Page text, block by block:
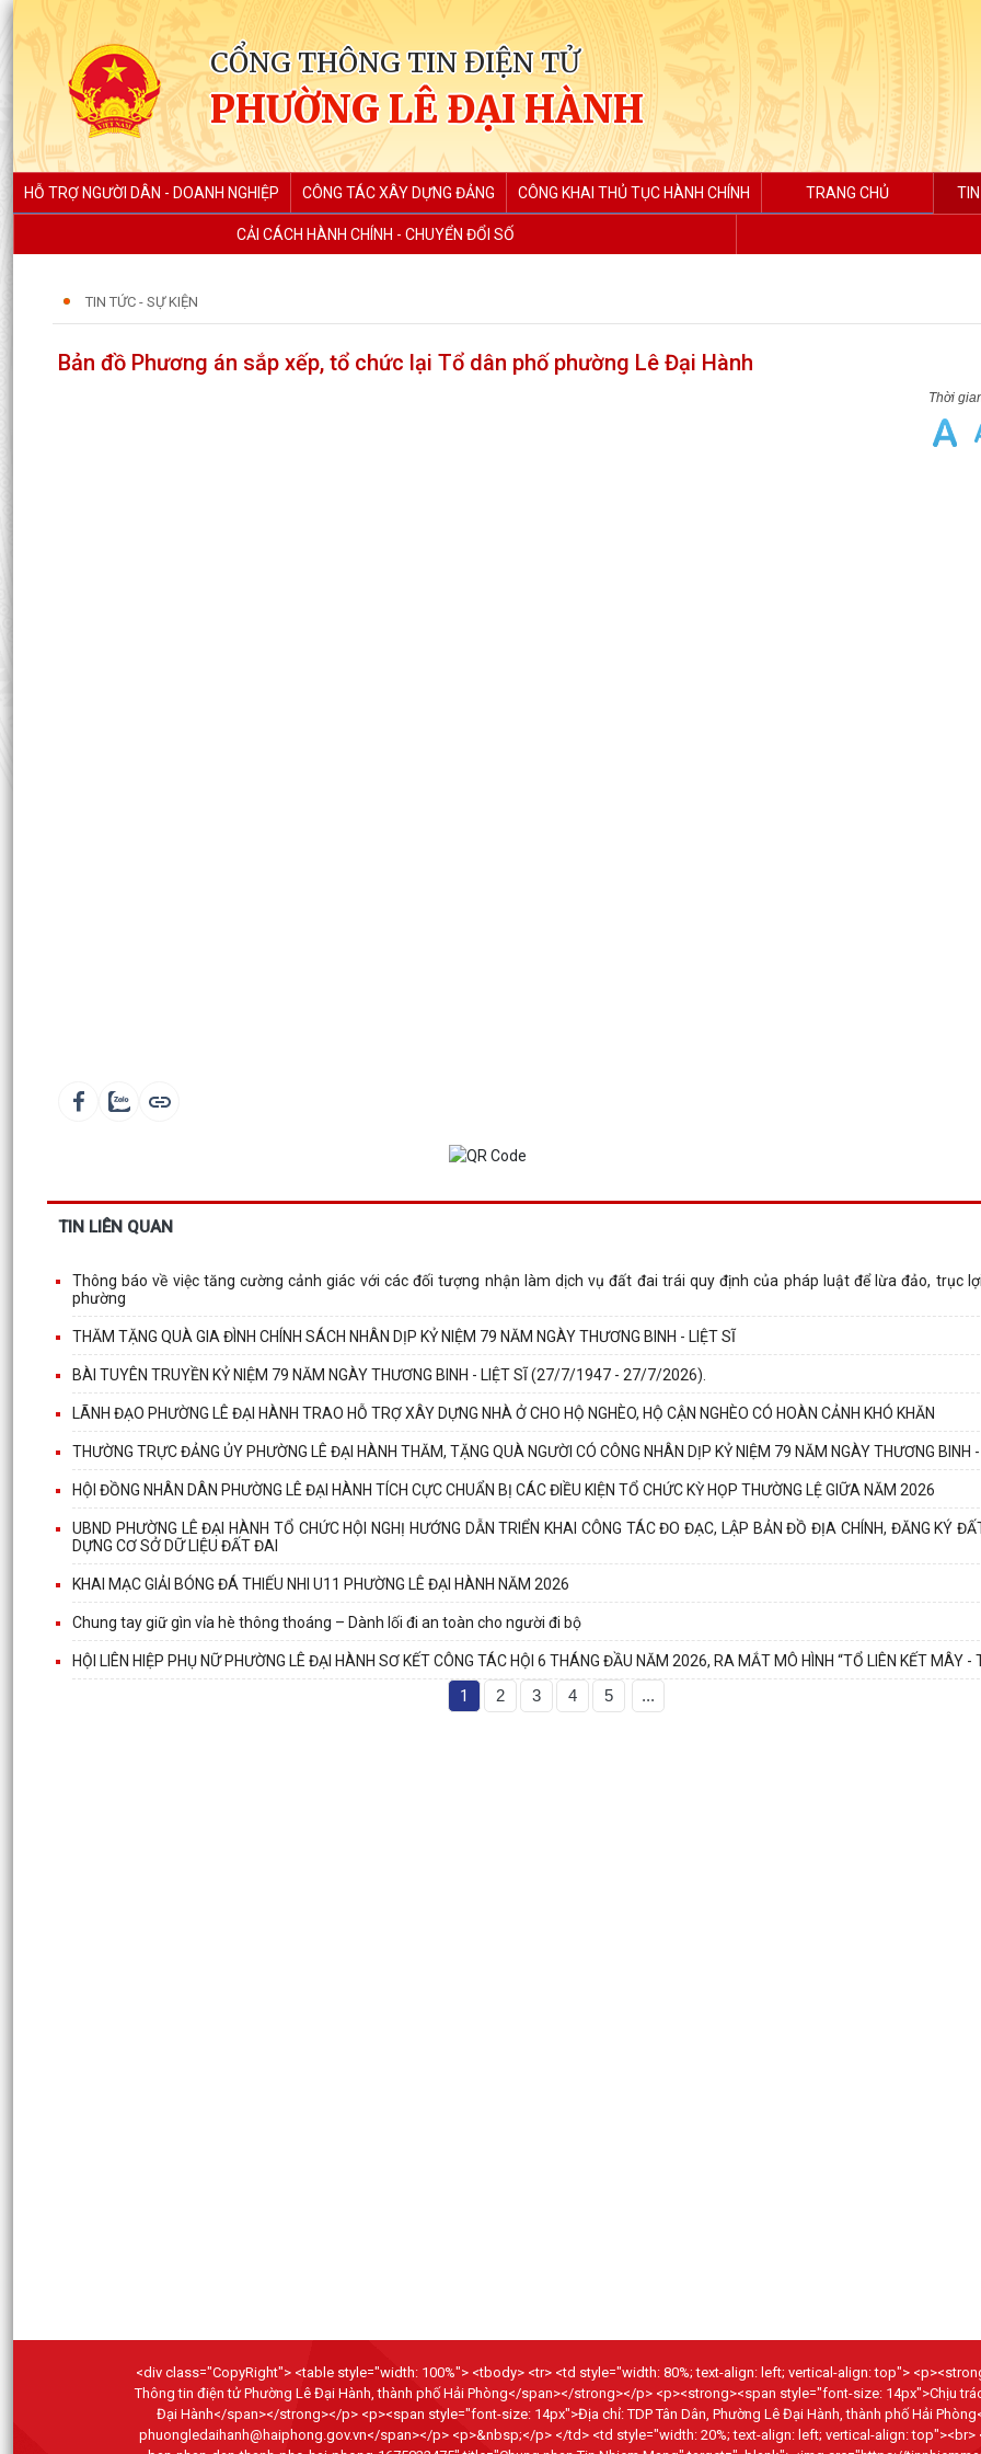
CỔNG THÔNG TIN ĐIỆN TỬ
PHƯỜNG LÊ ĐẠI HÀNH
HỖ TRỢ NGƯỜI DÂN - DOANH NGHIỆP CÔNG TÁC XÂY DỰNG ĐẢNG CÔNG KHAI THỦ TỤC HÀNH CHÍNH TRANG CHỦ
CẢI CÁCH HÀNH CHÍNH - CHUYỂN ĐỔI SỐ
TIN TỨC - SỰ KIỆN
Bản đồ Phương án sắp xếp, tổ chức lại Tổ dân phố phường Lê Đại Hành
TIN LIÊN QUAN
Thông báo về việc tăng cường cảnh giác với các đối tượng nhận làm dịch vụ đất đai trái quy định của pháp luật để lừa đảo, trục
phường
THĂM TẶNG QUÀ GIA ĐÌNH CHÍNH SÁCH NHÂN DỊP KỶ NIỆM 79 NĂM NGÀY THƯƠNG BINH - LIỆT SĨ
BÀI TUYÊN TRUYỀN KỶ NIỆM 79 NĂM NGÀY THƯƠNG BINH - LIỆT SĨ (27/7/1947 - 27/7/2026).
LÃNH ĐẠO PHƯỜNG LÊ ĐẠI HÀNH TRAO HỖ TRỢ XÂY DỰNG NHÀ Ở CHO HỘ NGHÈO, HỘ CẬN NGHÈO CÓ HOÀN CẢNH KHÓ KHĂN
THƯỜNG TRỰC ĐẢNG ỦY PHƯỜNG LÊ ĐẠI HÀNH THĂM, TẶNG QUÀ NGƯỜI CÓ CÔNG NHÂN DỊP KỶ NIỆM 79 NĂM NGÀY THƯƠNG BINH
HỘI ĐỒNG NHÂN DÂN PHƯỜNG LÊ ĐẠI HÀNH TÍCH CỰC CHUẨN BỊ CÁC ĐIỀU KIỆN TỔ CHỨC KỲ HỌP THƯỜNG LỆ GIỮA NĂM 2026
UBND PHƯỜNG LÊ ĐẠI HÀNH TỔ CHỨC HỘI NGHỊ HƯỚNG DẪN TRIỂN KHAI CÔNG TÁC ĐO ĐẠC, LẬP BẢN ĐỒ ĐỊA CHÍNH, ĐĂNG KÝ
DỰNG CƠ SỞ DỮ LIỆU ĐẤT ĐAI
KHAI MẠC GIẢI BÓNG ĐÁ THIẾU NHI U11 PHƯỜNG LÊ ĐẠI HÀNH NĂM 2026
Chung tay giữ gìn vỉa hè thông thoáng – Dành lối đi an toàn cho người đi bộ
HỘI LIÊN HIỆP PHỤ NỮ PHƯỜNG LÊ ĐẠI HÀNH SƠ KẾT CÔNG TÁC HỘI 6 THÁNG ĐẦU NĂM 2026, RA MẮT MÔ HÌNH “TỔ LIÊN KẾT MÂY -
1 2 3 4 5 ...
<div class="CopyRight"> <table style="width: 100%"> <tbody> <tr> <td style="width: 80%; text-align: left; vertical-align: top">
Thông tin điện tử Phường Lê Đại Hành, thành phố Hải Phòng</span></strong></p> <p><strong><span style="font-size: 14px">Chịu
Đại Hành</span></strong></p> <p><span style="font-size: 14px">Địa chỉ: TDP Tân Dân, Phường Lê Đại Hành, thành phố Hải
phuongledaihanh@haiphong.gov.vn</span></p> <p>&nbsp;</p> </td> <td style="width: 20%; text-align: left; vertical-align: